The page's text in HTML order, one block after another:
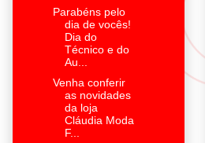
Parabéns pelo
dia de vocês!
Dia do
Técnico e do
Au...
Venha conferir
as novidades
da loja
Cláudia Moda
F...